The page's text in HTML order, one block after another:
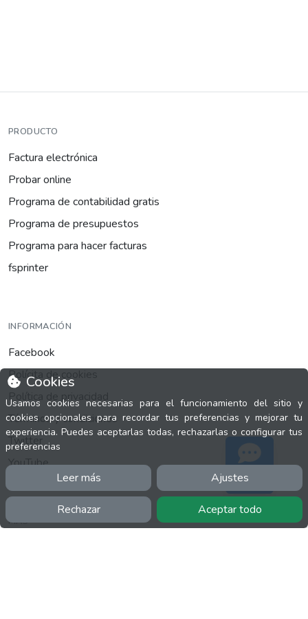
Cookies
Usamos cookies necesarias para el funcionamiento del sitio y
cookies opcionales para recordar tus preferencias y mejorar tu
experiencia. Puedes aceptarlas todas, rechazarlas o configurar tus
preferencias
Leer más Ajustes
Rechazar Aceptar todo
PRODUCTO
Factura electrónica
Probar online
Programa de contabilidad gratis
Programa de presupuestos
Programa para hacer facturas
fsprinter
INFORMACIÓN
Facebook
Polícita de cookies
Política de privacidad
Términos y condiciones
Twitter
YouTube
MÁS
Soporte